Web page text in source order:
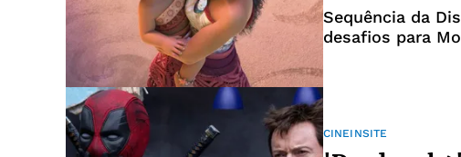
Sequência da
desafios para
CINEINSITE